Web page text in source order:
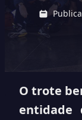
O trote
entidade